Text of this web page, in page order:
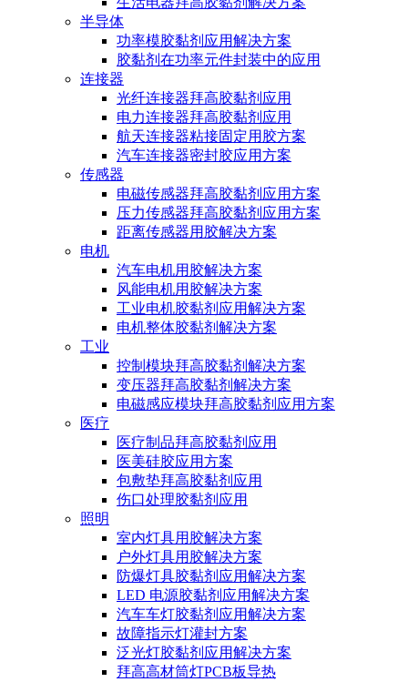
半导体
功率模胶黏剂应用解决方案
胶黏剂在功率元件封装中的应用
连接器
光纤连接器拜高胶黏剂应用
电力连接器拜高胶黏剂应用
航天连接器粘接固定用胶方案
汽车连接器密封胶应用方案
传感器
电磁传感器拜高胶黏剂应用方案
压力传感器拜高胶黏剂应用方案
距离传感器用胶解决方案
电机
汽车电机用胶解决方案
风能电机用胶解决方案
工业电机胶黏剂应用解决方案
电机整体胶黏剂解决方案
工业
控制模块拜高胶黏剂解决方案
变压器拜高胶黏剂解决方案
电磁感应模块拜高胶黏剂应用方案
医疗
医疗制品拜高胶黏剂应用
医美硅胶应用方案
包敷垫拜高胶黏剂应用
伤口处理胶黏剂应用
照明
室内灯具用胶解决方案
户外灯具用胶解决方案
防爆灯具胶黏剂应用解决方案
LED 电源胶黏剂应用解决方案
汽车车灯胶黏剂应用解决方案
故障指示灯灌封方案
泛光灯胶黏剂应用解决方案
拜高高材筒灯PCB板导热